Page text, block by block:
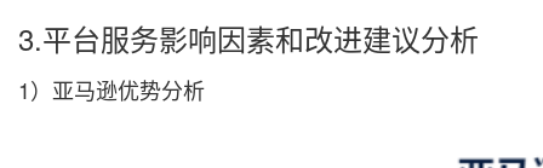
3.平台服务影响因素和改进建议分析
1）亚马逊优势分析